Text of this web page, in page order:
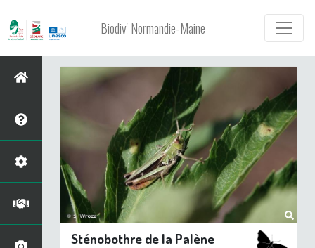
Biodiv' Normandie-Maine
Sténobothre de la Palène